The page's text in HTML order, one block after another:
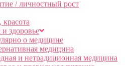
/ личностный рост
красота
здоровье
о медицине
медицина
и нетрадиционная медицина